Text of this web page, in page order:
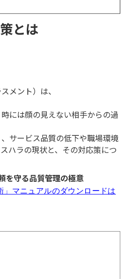
とは
メント）は、
には顔の見えない相手からの過
サービス品質の低下や職場環境
ハラの現状と、その対応策につ
を守る品質管理の極意
マニュアルのダウンロードは